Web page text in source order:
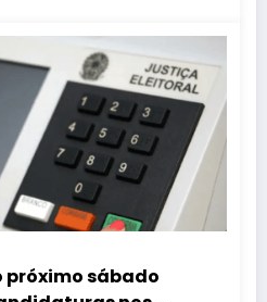
próximo sábado